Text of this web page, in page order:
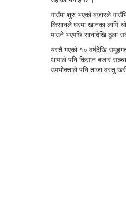
गाउँमा शुरु भएको बजारले
किसानले घरमा खानका लागि
पाउने भएपछि सानादेखि ठूला
यस्तै गएको १० वर्षदेखि
थापाले पनि किसान बजार
उपभोक्ताले पनि ताजा वस्तु